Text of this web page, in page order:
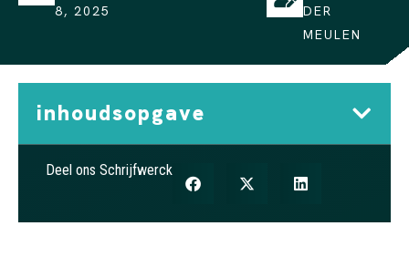
8, 2025
DER
MEULEN
inhoudsopgave
Deel ons Schrijfwerck